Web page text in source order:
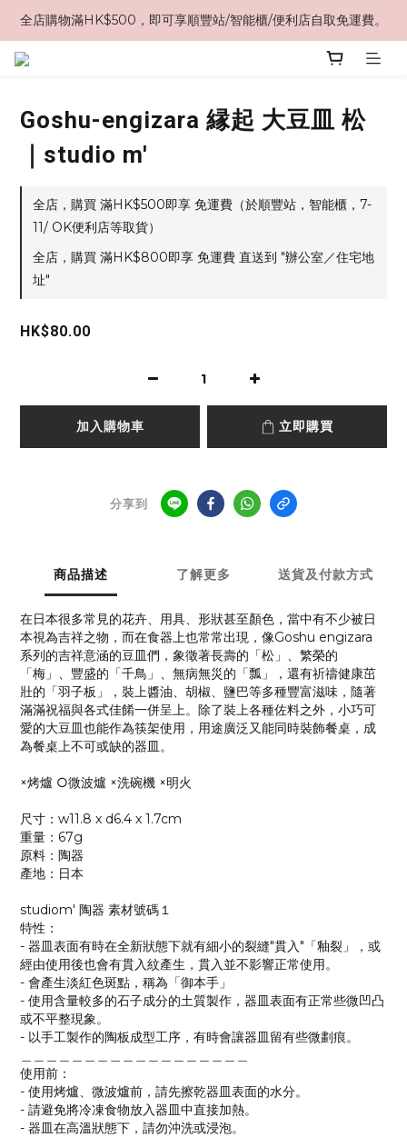
全店購物滿HK$500，即可享順豐站/智能櫃/便利店自取免運費。
Goshu-engizara 縁起 大豆皿 松
｜studio m'
全店，購買 滿HK$500即享 免運費（於順豐站，智能櫃，7-
11/ OK便利店等取貨）
全店，購買 滿HK$800即享 免運費 直送到 "辦公室／住宅地
址"
HK$80.00
加入購物車 立即購買
分享到
商品描述 了解更多 送貨及付款方式
在日本很多常見的花卉、用具、形狀甚至顏色，當中有不少被日
本視為吉祥之物，而在食器上也常常出現，像Goshu engizara
系列的吉祥意涵的豆皿們，象徵著長壽的「松」、繁榮的
「梅」、豐盛的「千鳥」、無病無災的「瓢」，還有祈禱健康茁
壯的「羽子板」，裝上醬油、胡椒、鹽巴等多種豐富滋味，隨著
滿滿祝福與各式佳餚一併呈上。除了裝上各種佐料之外，小巧可
愛的大豆皿也能作為筷架使用，用途廣泛又能同時裝飾餐桌，成
為餐桌上不可或缺的器皿。
×烤爐 ○微波爐 ×洗碗機 ×明火
尺寸：w11.8 x d6.4 x 1.7cm
重量：67g
原料：陶器
產地：日本
studiom' 陶器 素材號碼１
特性：
- 器皿表面有時在全新狀態下就有細小的裂縫"貫入"「釉裂」，或
經由使用後也會有貫入紋產生，貫入並不影響正常使用。
- 會產生淡紅色斑點，稱為「御本手」
- 使用含量較多的石子成分的土質製作，器皿表面有正常些微凹凸
或不平整現象。
- 以手工製作的陶板成型工序，有時會讓器皿留有些微劃痕。
使用前：
- 使用烤爐、微波爐前，請先擦乾器皿表面的水分。
- 請避免將冷凍食物放入器皿中直接加熱。
- 器皿在高溫狀態下，請勿沖洗或浸泡。